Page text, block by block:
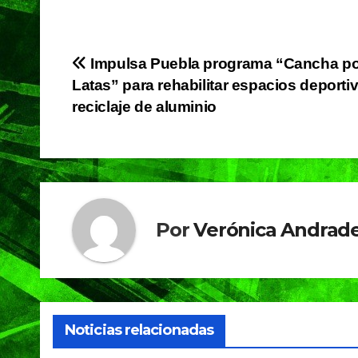
e
b
o
k
s
A
p
gr
a
m
Navegación
de
Impulsa Puebla programa “Cancha
Latas” para rehabilitar espacios
reciclaje de aluminio
PorVerónica
Noticias relacionadas